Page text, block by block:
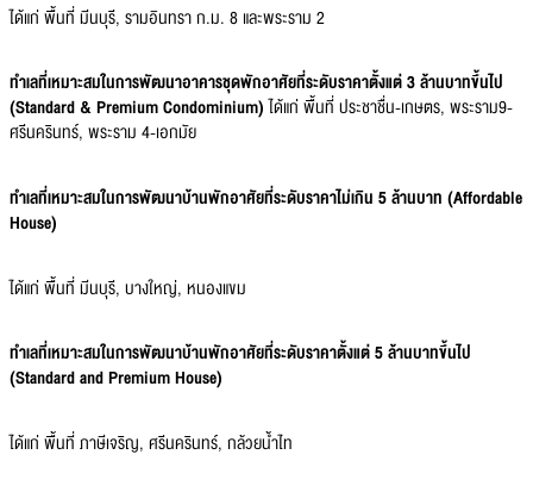
ได้แก่ พื้นที่ มีนบุรี, รามอินทรา ก.ม. 8 และพระราม 2
ทำเลที่เหมาะสมในการพัฒนาอาคารชุดพักอาศัยที่ระดับราคาตั้งแต่3 ล้านบาทขึ้นไป
(Standard & Premium Condominium)ได้แก่ พื้นที่ ประชาชื่น-เกษตร, พระราม9-
ศรีนครินทร์, พระราม 4-เอกมัย
ทำเลที่เหมาะสมในการพัฒนาบ้านพักอาศัยที่ระดับราคาไม่เกิน 5 ล้านบาท (Affordable
House)
ได้แก่ พื้นที่ มีนบุรี, บางใหญ่, หนองแขม
ทำเลที่เหมาะสมในการพัฒนาบ้านพักอาศัยที่ระดับราคาตั้งแต่5 ล้านบาทขึ้นไป
(Standard and Premium House)
ได้แก่ พื้นที่ ภาษีเจริญ, ศรีนครินทร์, กล้วยน้ำไท